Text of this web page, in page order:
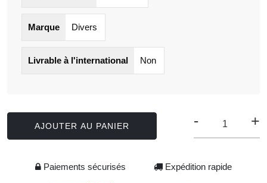
Marque Divers
Livrable à l'international Non
AJOUTER AU PANIER - +
Paiements sécurisés Expédition rapide